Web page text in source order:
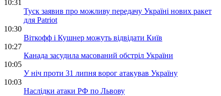
10:31
Туск заявив про можливу передачу Україні нових ракет
для Patriot
10:30
Віткофф і Кушнер можуть відвідати Київ
10:27
Канада засудила масований обстріл України
10:05
У ніч проти 31 липня ворог атакував Україну
10:03
Наслідки атаки РФ по Львову